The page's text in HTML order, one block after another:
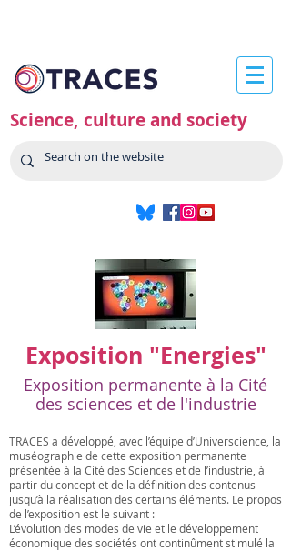
Science, culture and society
Exposition "Energies"
Exposition permanente à la Cité
des sciences et de l'industrie
TRACES a développé, avec l’équipe d’Universcience, la
muséographie de cette exposition permanente
présentée à la Cité des Sciences et de l’industrie, à
partir du concept et de la définition des contenus
jusqu’à la réalisation des certains éléments. Le propos
de l’exposition est le suivant :
L’évolution des modes de vie et le développement
économique des sociétés ont continûment stimulé la